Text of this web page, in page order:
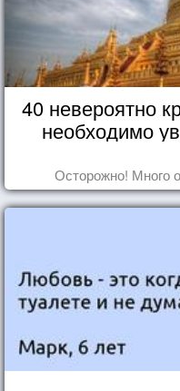
40 невероятно
необходимо
Осторожно! Много